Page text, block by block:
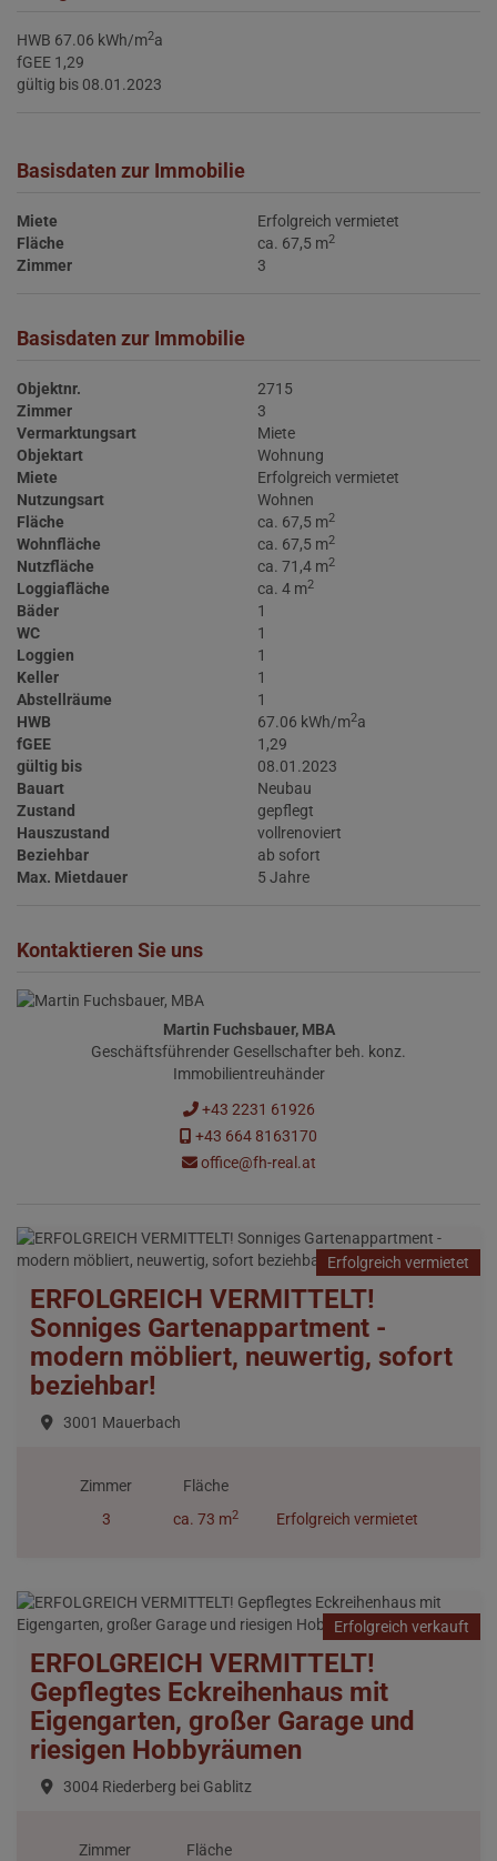
HWB 67.06 kWh/m2a
fGEE 1,29
gültig bis 08.01.2023
Basisdaten zur Immobilie
Miete
Erfolgreich vermietet
Fläche
ca. 67,5 m2
Zimmer 3
Basisdaten zur Immobilie
Objektnr.
2715
Zimmer
3
Vermarktungsart
Miete
Objektart
Wohnung
Miete
Erfolgreich vermietet
Nutzungsart
Wohnen
Fläche
ca. 67,5 m2
Wohnfläche ca. 67,5 m2
Nutzfläche ca. 71,4 m2
Loggiafläche ca. 4 m2
Bäder
1
WC
1
Loggien
1
Keller
1
Abstellräume
1
HWB
67.06 kWh/m2a
fGEE
1,29
gültig bis
08.01.2023
Bauart
Neubau
Zustand
gepflegt
Hauszustand
vollrenoviert
Beziehbar
ab sofort
Max. Mietdauer
5 Jahre
Kontaktieren Sie uns
Martin Fuchsbauer, MBA
Geschäftsführender Gesellschafter beh. konz.
Immobilientreuhänder
+43 2231 61926
+43 664 8163170
office@fh-real.at
Erfolgreich vermietet
ERFOLGREICH VERMITTELT!
Sonniges Gartenappartment -
modern möbliert, neuwertig, sofort
beziehbar!
3001 Mauerbach
Zimmer
3
Fläche
ca. 73 m2 Erfolgreich vermietet
Erfolgreich verkauft
ERFOLGREICH VERMITTELT!
Gepflegtes Eckreihenhaus mit
Eigengarten, großer Garage und
riesigen Hobbyräumen
3004 Riederberg bei Gablitz
Zimmer
Fläche